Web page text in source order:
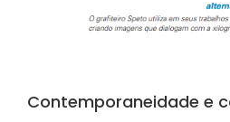
Contemporaneidade e